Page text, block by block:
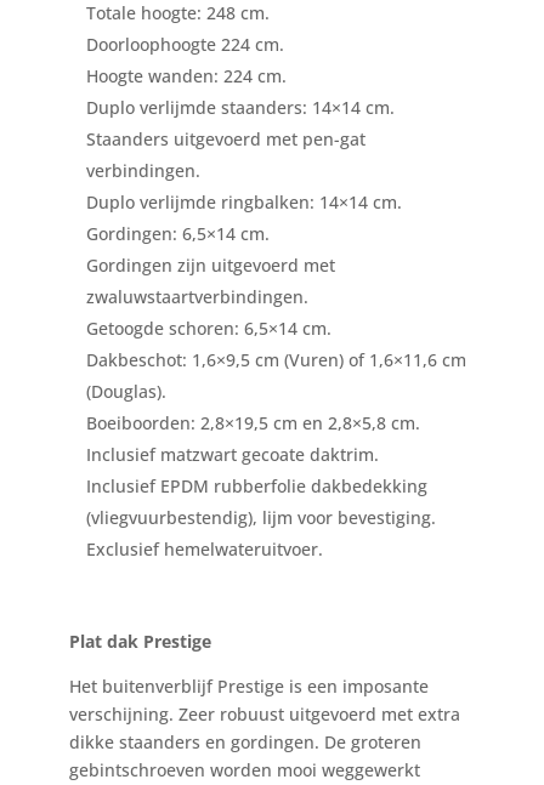
Totale hoogte: 248 cm.
Doorloophoogte 224 cm.
Hoogte wanden: 224 cm.
Duplo verlijmde staanders: 14×14 cm.
Staanders uitgevoerd met pen-gat
verbindingen.
Duplo verlijmde ringbalken: 14×14 cm.
Gordingen: 6,5×14 cm.
Gordingen zijn uitgevoerd met
zwaluwstaartverbindingen.
Getoogde schoren: 6,5×14 cm.
Dakbeschot: 1,6×9,5 cm (Vuren) of 1,6×11,6 cm
(Douglas).
Boeiboorden: 2,8×19,5 cm en 2,8×5,8 cm.
Inclusief matzwart gecoate daktrim.
Inclusief EPDM rubberfolie dakbedekking
(vliegvuurbestendig), lijm voor bevestiging.
Exclusief hemelwateruitvoer.
Plat dak Prestige
Het buitenverblijf Prestige is een imposante
verschijning. Zeer robuust uitgevoerd met extra
dikke staanders en gordingen. De groteren
gebintschroeven worden mooi weggewerkt